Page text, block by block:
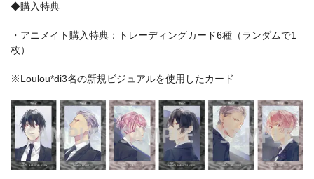
◆購入特典
・アニメイト購入特典：トレーディングカード6種（ランダムで1
枚）
※Loulou*di3名の新規ビジュアルを使用したカード